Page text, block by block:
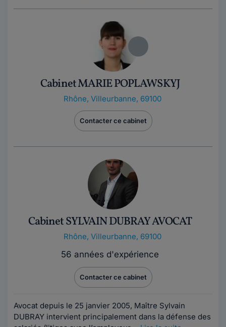
Cabinet MARIE POPLAWSKYJ
Rhône, Villeurbanne, 69100
Contacter ce cabinet
Cabinet SYLVAIN DUBRAY AVOCAT
Rhône, Villeurbanne, 69100
56 années d'expérience
Contacter ce cabinet
Avocat depuis le 25 janvier 2005, Maître Sylvain
DUBRAY intervient principalement dans la défense des